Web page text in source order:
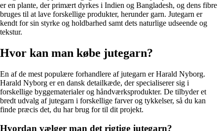
er en plante, der primært dyrkes i Indien og Bangladesh, og dens fibre
bruges til at lave forskellige produkter, herunder garn. Jutegarn er
kendt for sin styrke og holdbarhed samt dets naturlige udseende og
tekstur.
Hvor kan man købe jutegarn?
En af de mest populære forhandlere af jutegarn er Harald Nyborg.
Harald Nyborg er en dansk detailkæde, der specialiserer sig i
forskellige byggematerialer og håndværksprodukter. De tilbyder et
bredt udvalg af jutegarn i forskellige farver og tykkelser, så du kan
finde præcis det, du har brug for til dit projekt.
Hvordan vælger man det rigtige jutegarn?